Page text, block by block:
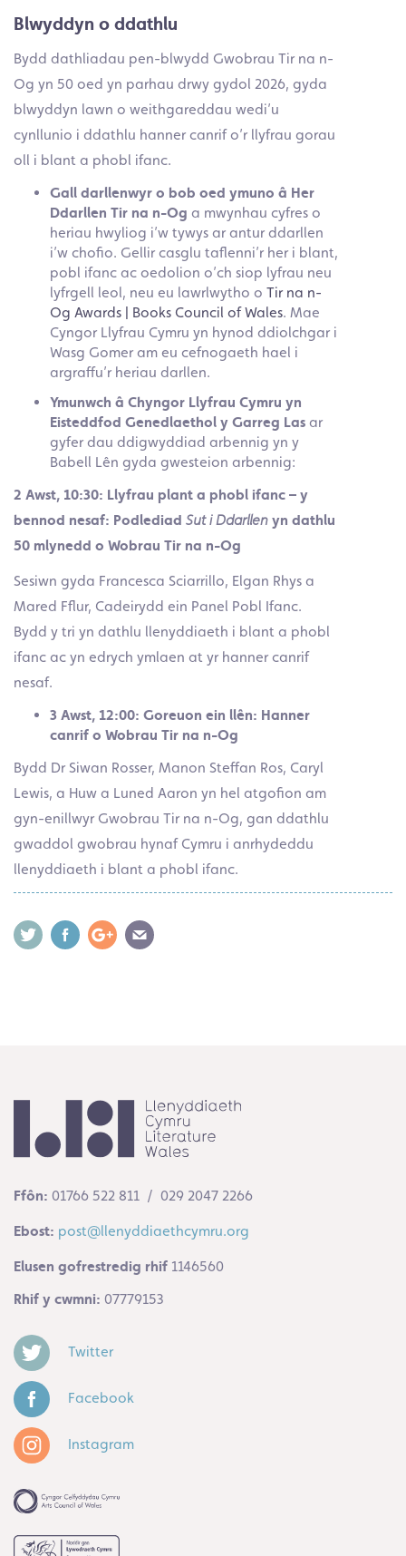
Blwyddyn o ddathlu
Bydd dathliadau pen-blwydd Gwobrau Tir na n-
Og yn 50 oed yn parhau drwy gydol 2026, gyda
blwyddyn lawn o weithgareddau wedi’u
cynllunio i ddathlu hanner canrif o’r llyfrau gorau
oll i blant a phobl ifanc.
Gall darllenwyr o bob oed ymuno â Her
Ddarllen Tir na n-Og a mwynhau cyfres o
heriau hwyliog i’w tywys ar antur ddarllen
i’w chofio. Gellir casglu taflenni’r her i blant,
pobl ifanc ac oedolion o’ch siop lyfrau neu
lyfrgell leol, neu eu lawrlwytho o Tir na n-
Og Awards | Books Council of Wales. Mae
Cyngor Llyfrau Cymru yn hynod ddiolchgar i
Wasg Gomer am eu cefnogaeth hael i
argraffu’r heriau darllen.
Ymunwch â Chyngor Llyfrau Cymru yn
Eisteddfod Genedlaethol y Garreg Las ar
gyfer dau ddigwyddiad arbennig yn y
Babell Lên gyda gwesteion arbennig:
2 Awst, 10:30: Llyfrau plant a phobl ifanc – y
bennod nesaf: Podlediad Sut i Ddarllen yn dathlu
50 mlynedd o Wobrau Tir na n-Og
Sesiwn gyda Francesca Sciarrillo, Elgan Rhys a
Mared Fflur, Cadeirydd ein Panel Pobl Ifanc.
Bydd y tri yn dathlu llenyddiaeth i blant a phobl
ifanc ac yn edrych ymlaen at yr hanner canrif
nesaf.
3 Awst, 12:00: Goreuon ein llên: Hanner
canrif o Wobrau Tir na n-Og
Bydd Dr Siwan Rosser, Manon Steffan Ros, Caryl
Lewis, a Huw a Luned Aaron yn hel atgofion am
gyn-enillwyr Gwobrau Tir na n-Og, gan ddathlu
gwaddol gwobrau hynaf Cymru i anrhydeddu
llenyddiaeth i blant a phobl ifanc.
Ffôn: 01766 522 811 / 029 2047 2266
Ebost: post@llenyddiaethcymru.org
Elusen gofrestredig rhif 1146560
Rhif y cwmni: 07779153
Twitter
Facebook
Instagram